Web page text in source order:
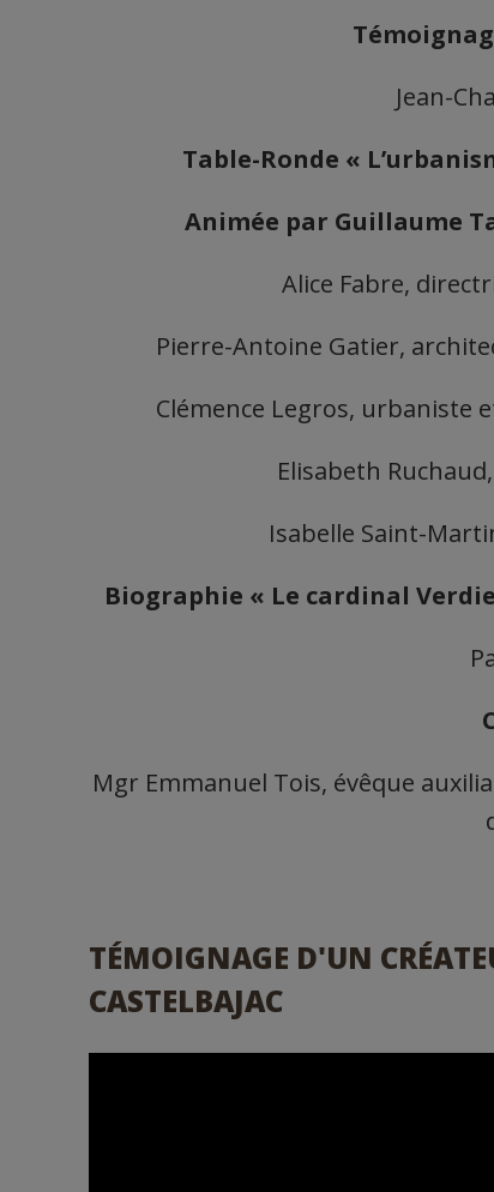
Jean-
Table-Ronde «
Animée par Guillaume
Alice Fabre,
Pierre-Antoine Gatier,
Clémence Legros, urbaniste
Elisabeth
Isabelle Saint-
Biographie « Le cardinal
Mgr Emmanuel Tois, évêque
TÉMOIGNAGE D'UN
CASTELBAJAC